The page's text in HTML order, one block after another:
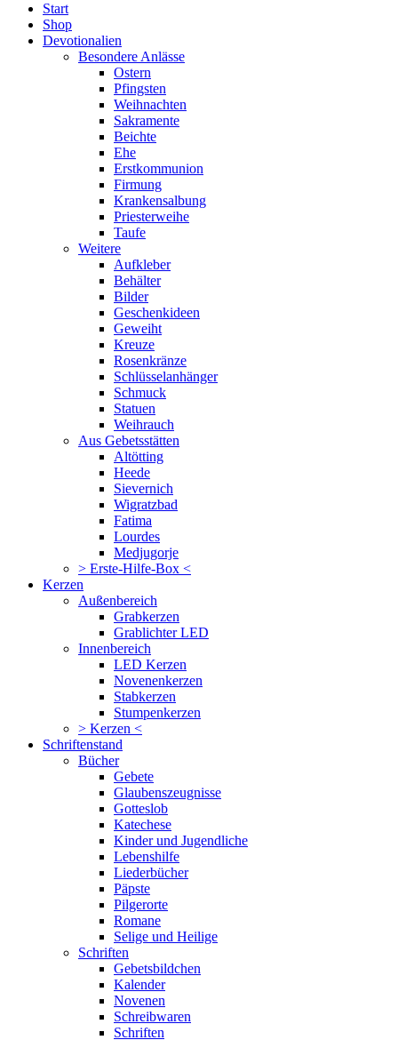
Start
Shop
Devotionalien
Besondere Anlässe
Ostern
Pfingsten
Weihnachten
Sakramente
Beichte
Ehe
Erstkommunion
Firmung
Krankensalbung
Priesterweihe
Taufe
Weitere
Aufkleber
Behälter
Bilder
Geschenkideen
Geweiht
Kreuze
Rosenkränze
Schlüsselanhänger
Schmuck
Statuen
Weihrauch
Aus Gebetsstätten
Altötting
Heede
Sievernich
Wigratzbad
Fatima
Lourdes
Medjugorje
> Erste-Hilfe-Box <
Kerzen
Außenbereich
Grabkerzen
Grablichter LED
Innenbereich
LED Kerzen
Novenenkerzen
Stabkerzen
Stumpenkerzen
> Kerzen <
Schriftenstand
Bücher
Gebete
Glaubenszeugnisse
Gotteslob
Katechese
Kinder und Jugendliche
Lebenshilfe
Liederbücher
Päpste
Pilgerorte
Romane
Selige und Heilige
Schriften
Gebetsbildchen
Kalender
Novenen
Schreibwaren
Schriften